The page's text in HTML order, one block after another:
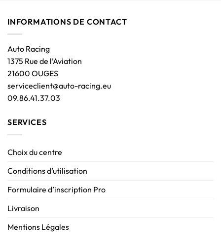
INFORMATIONS DE CONTACT
Auto Racing
1375 Rue de l’Aviation
21600 OUGES
serviceclient@auto-racing.eu
09.86.41.37.03
SERVICES
Choix du centre
Conditions d’utilisation
Formulaire d’inscription Pro
Livraison
Mentions Légales